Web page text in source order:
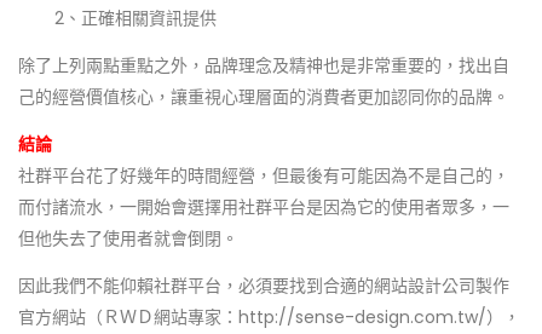
2、正確相關資訊提供
除了上列兩點重點之外，品牌理念及精神也是非常重要的，找出自
己的經營價值核心，讓重視心理層面的消費者更加認同你的品牌。
結論
社群平台花了好幾年的時間經營，但最後有可能因為不是自己的，
而付諸流水，一開始會選擇用社群平台是因為它的使用者眾多，一
但他失去了使用者就會倒閉。
因此我們不能仰賴社群平台，必須要找到合適的網站設計公司製作
官方網站（ＲＷＤ網站專家：http://sense-design.com.tw/），